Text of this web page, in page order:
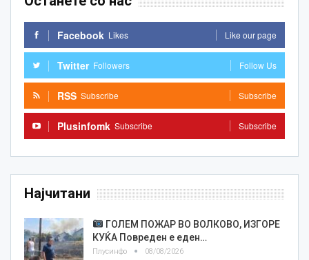
Facebook Likes Like our page
Twitter Followers Follow Us
RSS Subscribe Subscribe
Plusinfomk Subscribe Subscribe
Најчитани
ГОЛЕМ ПОЖАР ВО ВОЛКОВО, ИЗГОРЕ
КУЌА Повреден е еден…
Плусинфо 08/08/2026